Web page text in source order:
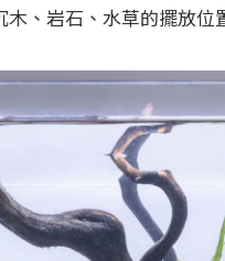
、岩石、水草的擺放位